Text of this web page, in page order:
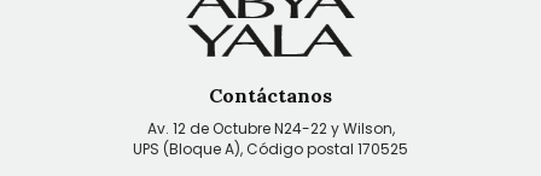
Contáctanos
Av. 12 de Octubre N24-22 y Wilson,
UPS (Bloque A), Código postal 170525